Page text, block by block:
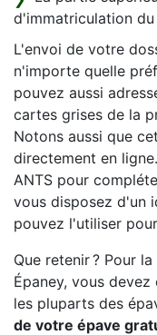
d'immatriculation
L'envoi de votre
n'importe quelle
pouvez aussi
cartes grises de la
Notons aussi que
directement en
ANTS pour
vous disposez d'un
pouvez l'utiliser
Que retenir ? Pour
Épaney, vous
les pluparts des
de votre épave